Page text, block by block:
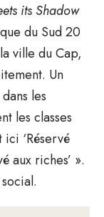
its Shadow
du Sud 20
ville du Cap,
Un
les
les classes
‘Réservé
aux riches’ ».